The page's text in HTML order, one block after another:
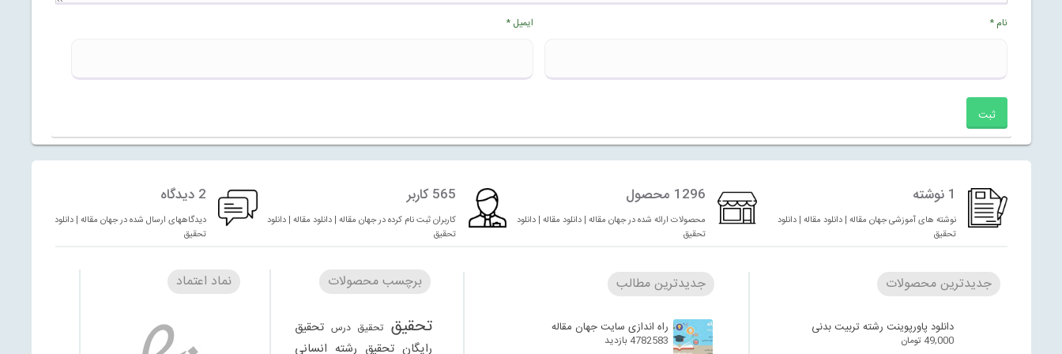
نام* ایمیل *
1 نوشته
نوشته های آموزشی جهان مقاله | دانلود مقاله | دانلود
تحقیق
1296 محصول
محصولات ارائه شده در جهان مقاله | دانلود مقاله | دانلود
تحقیق
565 کاربر
کاربران ثبت نام کرده در جهان مقاله | دانلود مقاله | دانلود
تحقیق
2 دیدگاه
دیدگاههای ارسال شده در جهان مقاله | دانلود مقاله | دانلود
تحقیق
جدیدترین محصولات
دانلود پاورپوینت رشته تربیت بدنی
49,000 تومان
جدیدترین مطالب
راه اندازی سایت جهان مقاله
4782583 بازدید
برچسب محصولات
تحقیق تحقیق درس تحقیق
رایگان تحقیق رشته انسانی
نماد اعتماد